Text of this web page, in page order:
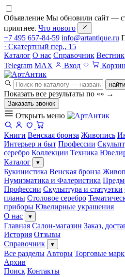
Объявление Мы обновили сайт —
приятнее. Что нового
+7 495 657-84-59 info@artantique.ru
· Скатертный пер., 15
Каталог О нас Справочник Вестник
Telegram MAX Вход
Показать все результаты по «» →
Заказать звонок
Открыть меню
Книги Венская бронза Живопись
Интерьер и быт Профессии
серебро Коллекции Техника
Каталог
▾
Букинистика Венская бронза
Нумизматика и Фалеристика
Профессии Скульптура и статуэтки
планы Столовое серебро
приборы Ювелирные украшения
О нас
▾
Главная Салон-магазин Заказ,
История Отзывы
Справочник
▾
Все разделы Авторы Торговые
Архив
Поиск Контакты